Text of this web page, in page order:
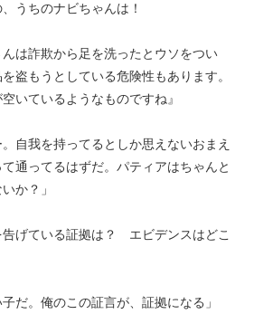
うちのナビちゃんは！
んは詐欺から足を洗ったとウソをつい
盗もうとしている危険性もあります。
いているようなものですね』
自我を持ってるとしか思えないおまえ
通ってるはずだ。パティアはちゃんと
か？」
告げている証拠は？ エビデンスはどこ
だ。俺のこの証言が、証拠になる」